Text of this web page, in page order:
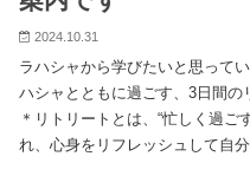
2024.10.31
ラハシャから学びたいと思って
ハシャとともに過ごす、3日間の
＊リトリートとは、“忙しく過
れ、心身をリフレッシュして自